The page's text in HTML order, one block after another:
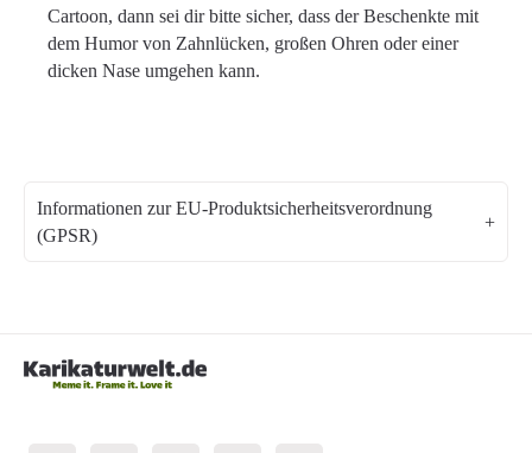
Cartoon, dann sei dir bitte sicher, dass der Beschenkte mit
dem Humor von Zahnlücken, großen Ohren oder einer
dicken Nase umgehen kann.
Informationen zur EU-Produktsicherheitsverordnung
(GPSR)